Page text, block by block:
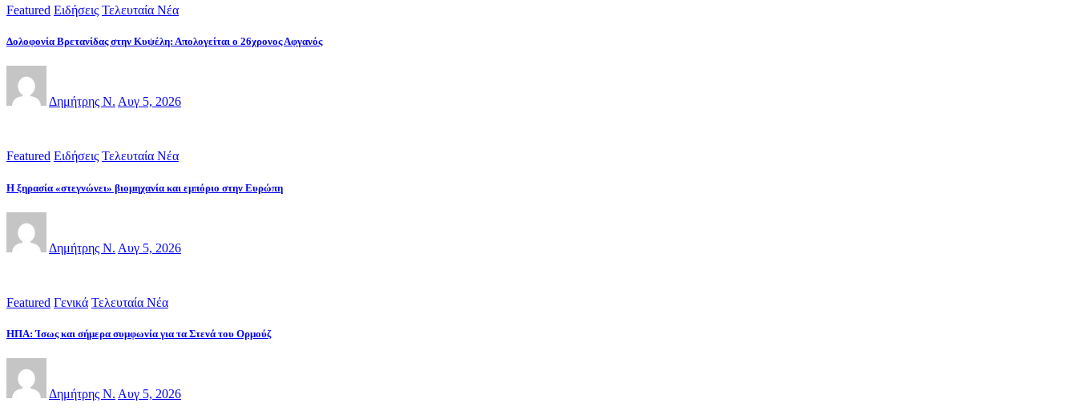
Featured Ειδήσεις Τελευταία Νέα
Δολοφονία Βρετανίδας στην Κυψέλη: Απολογείται ο 26χρονος Αφγανός
Δημήτρης Ν. Αυγ 5, 2026
Featured Ειδήσεις Τελευταία Νέα
Η ξηρασία «στεγνώνει» βιομηχανία και εμπόριο στην Ευρώπη
Δημήτρης Ν. Αυγ 5, 2026
Featured Γενικά Τελευταία Νέα
ΗΠΑ: Ίσως και σήμερα συμφωνία για τα Στενά του Ορμούζ
Δημήτρης Ν. Αυγ 5, 2026